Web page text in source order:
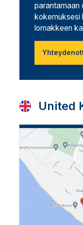
parantamaan
kokemuksesi
lomakkeen
United